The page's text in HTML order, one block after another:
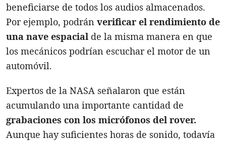
beneficiarse de todos los audios almacenados.
Por ejemplo, podrán verificar el rendimiento de
una nave espacial de la misma manera en que
los mecánicos podrían escuchar el motor de un
automóvil.
Expertos de la NASA señalaron que están
acumulando una importante cantidad de
grabaciones con los micrófonos del rover.
Aunque hay suficientes horas de sonido, todavía